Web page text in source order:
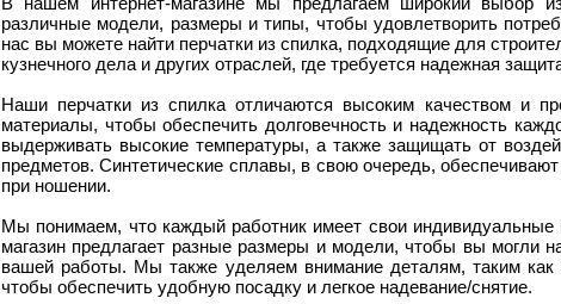
различные модели, размеры и типы, чтобы удовлетворить
нас вы можете найти перчатки из спилка, подходящие для
кузнечного дела и других отраслей, где требуется надежная
Наши перчатки из спилка отличаются высоким качеством и
материалы, чтобы обеспечить долговечность и надежность
выдерживать высокие температуры, а также защищать от
предметов. Синтетические сплавы, в свою очередь,
при ношении.
Мы понимаем, что каждый работник имеет свои индивидуальные
магазин предлагает разные размеры и модели, чтобы вы могли
вашей работы. Мы также уделяем внимание деталям, таким как
чтобы обеспечить удобную посадку и легкое надевание/снятие.